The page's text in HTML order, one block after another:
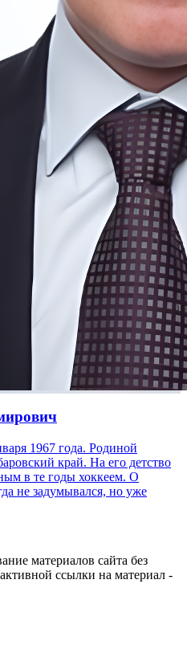
1967 года. Родиной
край. На его детство
в те годы хоккеем. О
не задумывался, но уже
материалов сайта без
ссылки на материал -